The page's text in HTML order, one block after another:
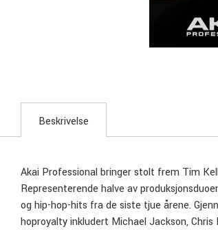
Beskrivelse
Akai Professional bringer stolt frem Tim
Representerende halve av
og hip-hop-hits fra de siste tjue årene.
hoproyalty inkludert Michael Jackson,